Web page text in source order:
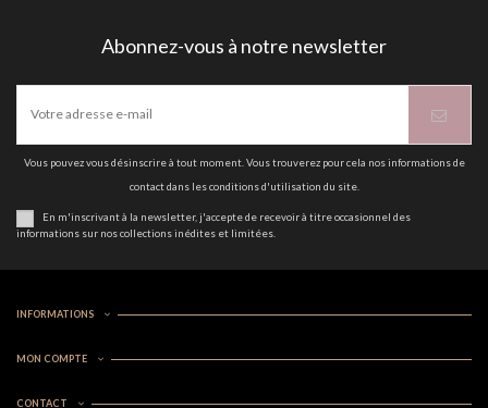
Abonnez-vous à notre newsletter
Vous pouvez vous désinscrire à tout moment. Vous trouverez pour cela nos informations de
contact dans les conditions d'utilisation du site.
En m'inscrivant à la newsletter, j'accepte de recevoir à titre occasionnel des
informations sur nos collections inédites et limitées.
INFORMATIONS
MON COMPTE
CONTACT